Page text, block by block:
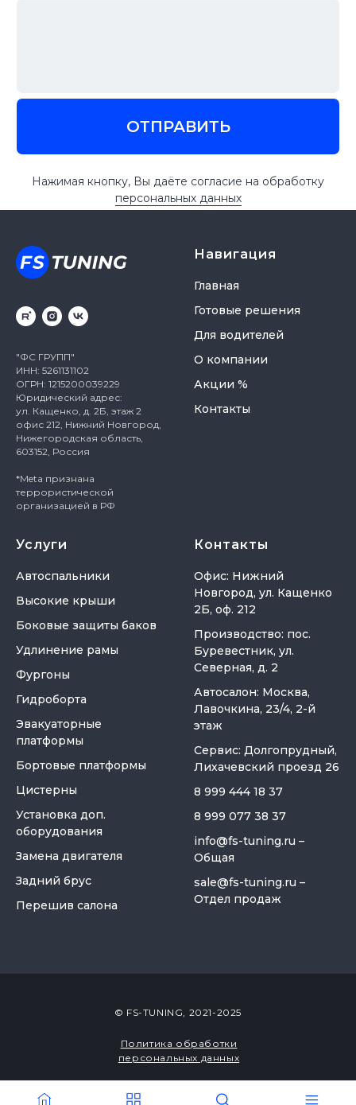
"ФС ГРУПП"
ИНН: 5261131102
ОГРН: 1215200039229
Юридический адрес:
ул. Кащенко, д. 2Б, этаж 2
офис 212, Нижний Новгород,
Нижегородская область,
603152, Россия
*Meta признана
террористической
организацией в РФ
Навигация
Главная
Готовые решения
Для водителей
О компании
Акции %
Контакты
Услуги
Автоспальники
Высокие крыши
Боковые защиты баков
Удлинение рамы
Фургоны
Гидроборта
Эвакуаторные
платформы
Бортовые платформы
Цистерны
Установка доп.
оборудования
Замена двигателя
Задний брус
Перешив салона
Контакты
Офис: Нижний
Новгород, ул. Кащенко
2Б, оф. 212
Производство: пос.
Буревестник, ул.
Северная, д. 2
Автосалон: Москва,
Лавочкина, 23/4, 2-й
этаж
Сервис: Долгопрудный,
Лихачевский проезд 26
8 999 444 18 37
8 999 077 38 37
info@fs-tuning.ru –
Общая
sale@fs-tuning.ru –
Отдел продаж
© FS-TUNING, 2021-2025
Политика обработки
персональных данных